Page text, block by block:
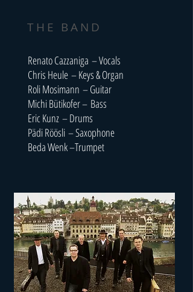
THE BAND
Renato Cazzaniga – Vocals
Chris Heule – Keys & Organ
Roli Mosimann – Guitar
Michi Bütikofer – Bass
Eric Kunz – Drums
Pädi Röösli – Saxophone
Beda Wenk –Trumpet